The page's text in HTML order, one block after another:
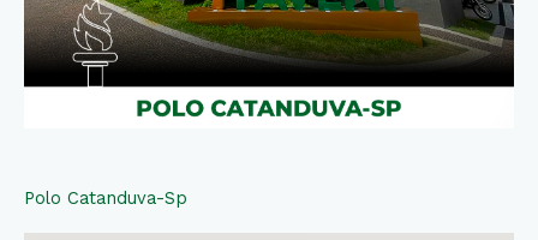
Polo Catanduva-Sp